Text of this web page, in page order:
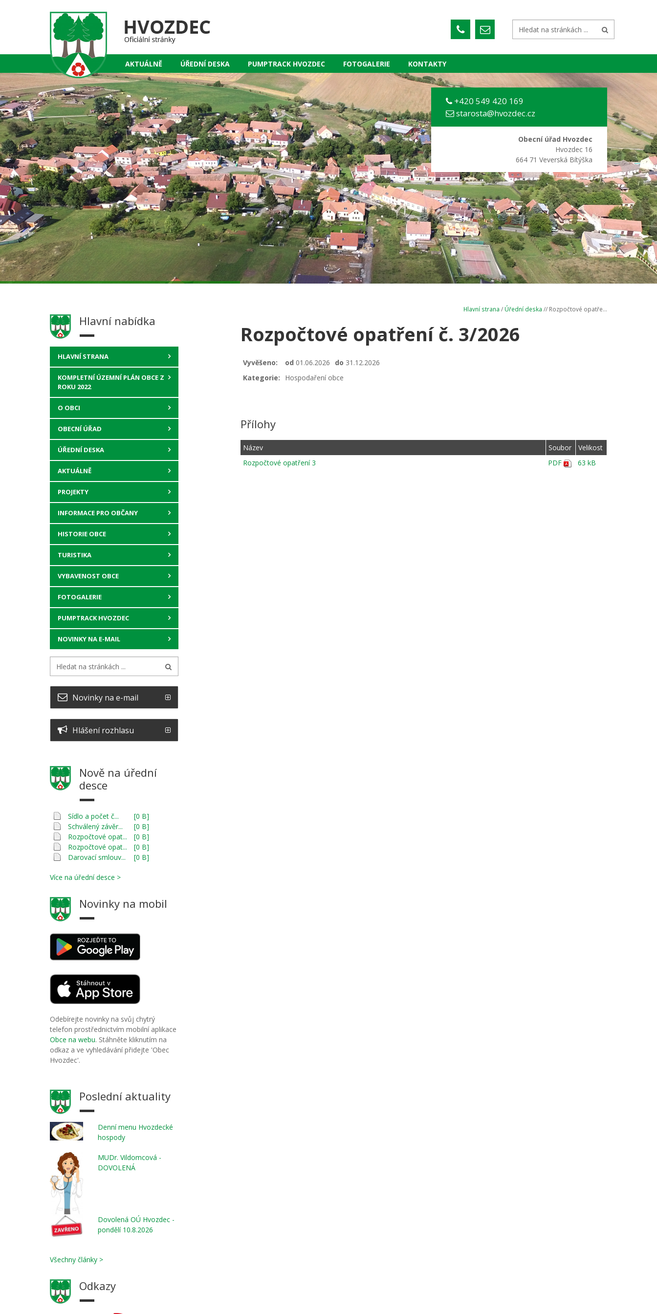
AKTUÁLNĚ ÚŘEDNÍ DESKA PUMPTRACK HVOZDEC FOTOGALERIE KONTAKTY
+420 549 420 169
starosta@hvozdec.cz
Obecní úřad Hvozdec
Hvozdec 16
664 71 Veverská Bítýška
Hlavní nabídka
HLAVNÍ STRANA
KOMPLETNÍ ÚZEMNÍ PLÁN OBCE Z
ROKU 2022
O OBCI
OBECNÍ ÚŘAD
ÚŘEDNÍ DESKA
AKTUÁLNĚ
PROJEKTY
INFORMACE PRO OBČANY
HISTORIE OBCE
TURISTIKA
VYBAVENOST OBCE
FOTOGALERIE
PUMPTRACK HVOZDEC
NOVINKY NA E-MAIL
Novinky na e-mail
Hlášení rozhlasu
Nově na úřední
desce
Sídlo a počet č...
[0 B]
Schválený závěr...
[0 B]
Rozpočtové opat...
[0 B]
Rozpočtové opat...
[0 B]
Darovací smlouv...
[0 B]
Více na úřední desce >
Novinky na mobil
Odebírejte novinky na svůj chytrý
telefon prostřednictvím mobilní aplikace
Obce na webu. Stáhněte kliknutím na
odkaz a ve vyhledávání přidejte 'Obec
Hvozdec'.
Poslední aktuality
Denní menu Hvozdecké
hospody
MUDr. Vildomcová -
DOVOLENÁ
Dovolená OÚ Hvozdec -
pondělí 10.8.2026
Všechny články >
Odkazy
Hlavní strana / Úřední deska // Rozpočtové opatře...
Rozpočtové opatření č. 3/2026
Vyvěšeno: od 01.06.2026 do 31.12.2026
Kategorie:
Hospodaření obce
Přílohy
Název Soubor
Velikost
Rozpočtové opatření 3
PDF 63 kB